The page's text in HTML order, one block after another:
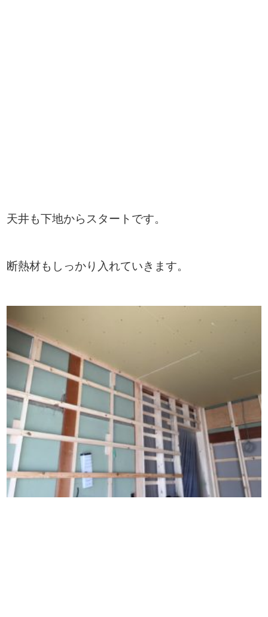
天井も下地からスタートです。
断熱材もしっかり入れていきます。